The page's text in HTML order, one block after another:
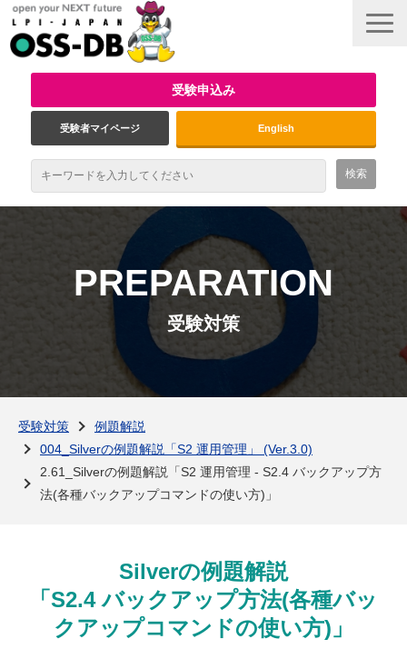
受験申込み
受験者マイページ English
試験概要
資格取得のメリット
受験対策
PREPARATION
受験対策
受験対策
例題解説
004_Silverの例題解説「S2 運用管理」 (Ver.3.0)
2.61_Silverの例題解説「S2 運用管理 - S2.4 バックアップ方
法(各種バックアップコマンドの使い方)」
Silverの例題解説
「S2.4 バックアップ方法(各種バッ
クアップコマンドの使い方)」